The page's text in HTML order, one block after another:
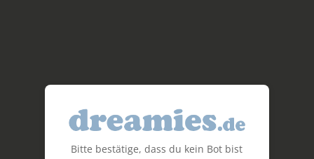
Bitte bestätige, dass du kein Bot bist